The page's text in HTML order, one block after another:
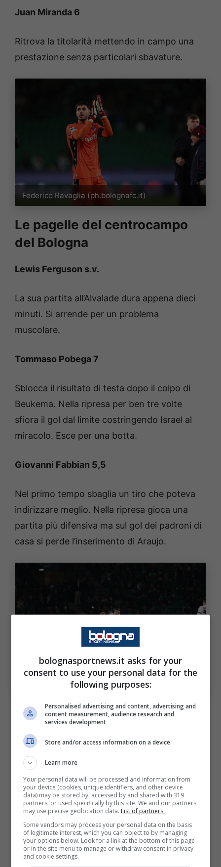
Juan Miranda 6
Ritrova la titolarità mettendo in campo una
prestazione senza particolari sbavature.
Federico Ravaglia (ph.bolognafc.it)
Le pagelle del centrocampo
del Bologna
Lewis Ferguson s.v.
La sua partita all’Alvalade dura appena dieci
minuti. Si arrende per un problema
muscolare.
Tommaso Pobega 7
Sblocca il risultato di testa dopo il colpo di
Beukema. Nella ripresa per ben tre volte
sfiora il gol dal limite costringendo Israel al
miracolo. Esce per una botta.
Giovanni Fabbian 5,5
Nel primo tempo sbaglia un tiro che poteva
indirizzare meglio. Nella ripresa gioca una
partita più difensiva ma sul gol dei padroni di
casa si perde l’inserimento di Araujo.
Lewis Ferguson contro lo Sporting Lisbona (ph.
Le pagelle dell’attacco del
Bologna
Dan Ndoye 6
In velocità crea pericoli e superiorità in
attacco. Sbaglia le scelte al tiro.
Santiago Castro 6
Lotta e sgomita. In crescita rispetto ad
bolognasportnews.it asks for your
consent to use your personal data for the
following purposes:
Personalised advertising and content, advertising and
content measurement, audience research and
services development
Store and/or access information on a device
Learn more
Your personal data will be processed and information from
your device (cookies, unique identifiers, and other device
data) may be stored by, accessed by and shared with 319
partners, or used specifically by this site. We and our partners
may use precise geolocation data. List of partners.
Some vendors may process your personal data on the basis
of legitimate interest, which you can object to by managing
your options below. Look for a link at the bottom of this page
or in the site menu to manage or withdraw consent in privacy
and cookie settings.